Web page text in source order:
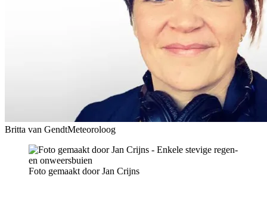
Britta van GendtMeteoroloog
Foto gemaakt door Jan Crijns